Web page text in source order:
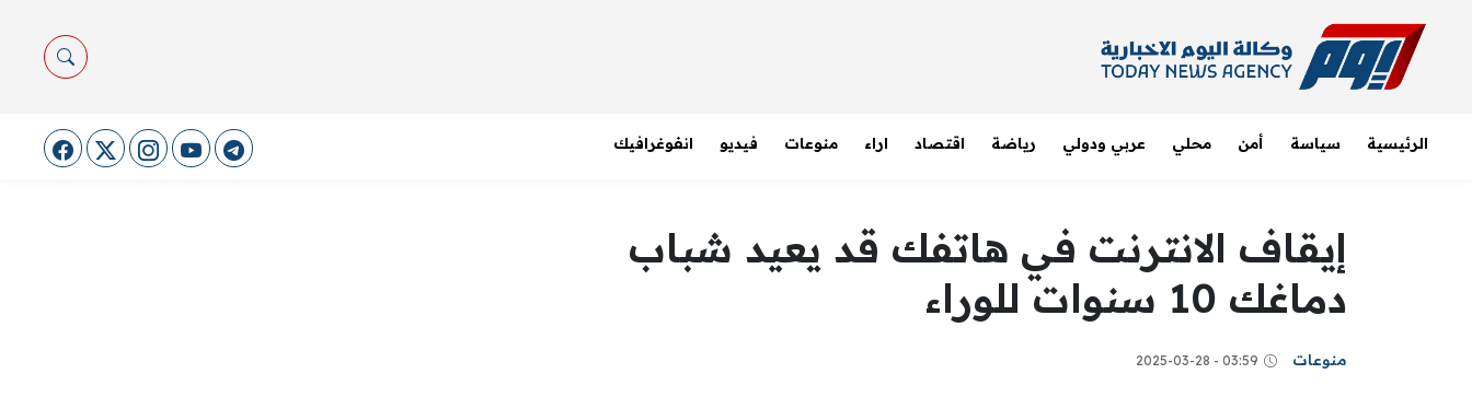
الرئيسية سياسة أمن محلي عربي ودولي رياضة اقتصاد اراء منوعات فيديو انفوغرافيك
إيقاف الانترنت في هاتفك قد يعيد شباب
دماغك 10 سنوات للوراء
منوعات 03:59 - 2025-03-28